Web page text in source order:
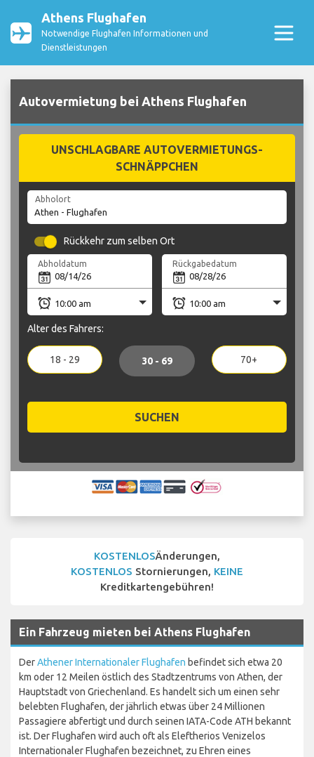
Athens Flughafen
Notwendige Flughafen Informationen und
Dienstleistungen
Autovermietung bei Athens Flughafen
UNSCHLAGBARE AUTOVERMIETUNGS-
SCHNÄPPCHEN
Abholort
Rückkehr zum selben Ort
Abholdatum Rückgabedatum
Alter des Fahrers:
18 - 29 30 - 69 70+
SUCHEN
KOSTENLOSÄnderungen,
KOSTENLOS Stornierungen, KEINE
Kreditkartengebühren!
Ein Fahrzeug mieten bei Athens Flughafen
DerAthener Internationaler Flughafen befindet sich etwa 20
km oder 12 Meilen östlich des Stadtzentrums von Athen, der
Hauptstadt von Griechenland. Es handelt sich um einen sehr
belebten Flughafen, der jährlich etwas über 24 Millionen
Passagiere abfertigt und durch seinen IATA-Code ATH bekannt
ist. Der Flughafen wird auch oft als Eleftherios Venizelos
Internationaler Flughafen bezeichnet, zu Ehren eines